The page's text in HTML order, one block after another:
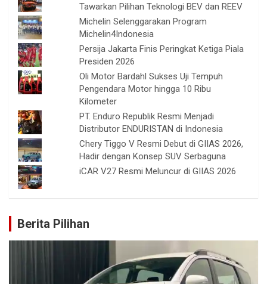
Tawarkan Pilihan Teknologi BEV dan REEV
Michelin Selenggarakan Program
Michelin4Indonesia
Persija Jakarta Finis Peringkat Ketiga Piala
Presiden 2026
Oli Motor Bardahl Sukses Uji Tempuh
Pengendara Motor hingga 10 Ribu
Kilometer
PT. Enduro Republik Resmi Menjadi
Distributor ENDURISTAN di Indonesia
Chery Tiggo V Resmi Debut di GIIAS 2026,
Hadir dengan Konsep SUV Serbaguna
iCAR V27 Resmi Meluncur di GIIAS 2026
Berita Pilihan